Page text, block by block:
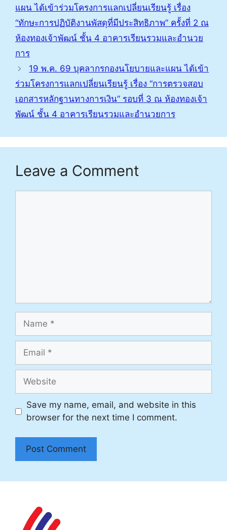
แผน ได้เข้าร่วมโครงการแลกเปลี่ยนเรียนรู้ เรื่อง
“ทักษะการปฏิบัติงานพัสดุที่มีประสิทธิภาพ” ครั้งที่ 2 ณ
ห้องทองเจ้าพัฒน์ ชั้น 4 อาคารเรียนรวมและอำนวย
การ
19 พ.ค. 69 บุคลากรกองนโยบายและแผน ได้เข้า
ร่วมโครงการแลกเปลี่ยนเรียนรู้ เรื่อง “การตรวจสอบ
เอกสารหลักฐานทางการเงิน” รอบที่ 3 ณ ห้องทองเจ้า
พัฒน์ ชั้น 4 อาคารเรียนรวมและอำนวยการ
Leave a Comment
Name
Email
Website
Save my name, email, and website in this
browser for the next time I comment.